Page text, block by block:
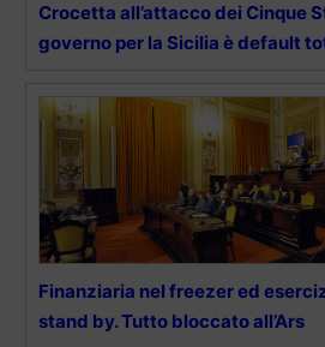
Crocetta all’attacco dei Cinque
governo per la Sicilia è default
Finanziaria nel freezer ed
stand by. Tutto bloccato all’Ars